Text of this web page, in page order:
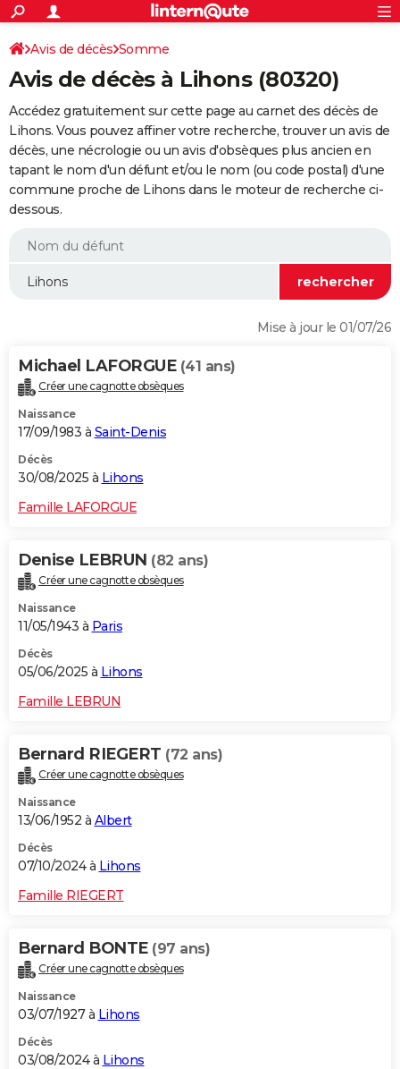
ACTUALITÉS
Politique
Société
Faits Divers
Education
Monde
Villes
+
SPORT
Coupe du monde 2026
Football
Tennis
Cyclisme
Rugby
Forum
Programme TV
TNTStreaming
Cinéma
Sorties cinéma
Musique
+FINANCE
Retraite
Epargne
Immobilier
Risques naturels par ville
Assurance
AUTO
Essais
Réserver un essai
Citadines
Berlines
SUV
Forum auto
+
HIGH-TECH
BRICOLAGE
WEEK-END
Alimentation
Guide de la santé
Maladies
Médicaments
Sommeil
VOYAGE
Destinations
City break
Voyage nature
Voyage de noces
Forum
Climat
+PHOTO
GUIDES D'ACHAT
Carte de Noël
Carte Bonne année
Carte Saint-Valentin
Carte Pâques
Carte d'anniversaire
DICTIONNAIRE
Dictionnaire
Biographies
Citations
Expressions
Proverbes
PROGRAMME TV
S'inscrire
Se connecter
Lycées
Collèges
Primaires
Universités
Entreprises
Service militaire
Avis de recherche
AVIS DE DÉCÈS
FORUM
Avis de décès Somme
Avis de décès à Lihons (80320)
Accédez gratuitement sur cette page au carnet des décès de
Lihons. Vous pouvez affiner votre recherche, trouver un avis de
décès, une nécrologie ou un avis d'obsèques plus ancien en
tapant le nom d'un défunt et/ou le nom (ou code postal) d'une
commune proche de Lihons dans le moteur de recherche ci-
dessous.
Mise à jour le 01/07/26
Michael LAFORGUE (41 ans)
Créer une cagnotte obsèques
Naissance
17/09/1983 à Saint-Denis
Décès
30/08/2025 à Lihons
Famille LAFORGUE
Denise LEBRUN (82 ans)
Créer une cagnotte obsèques
Naissance
11/05/1943 à Paris
Décès
05/06/2025 à Lihons
Famille LEBRUN
Bernard RIEGERT (72 ans)
Créer une cagnotte obsèques
Naissance
13/06/1952 à Albert
Décès
07/10/2024 à Lihons
Famille RIEGERT
Bernard BONTE (97 ans)
Créer une cagnotte obsèques
Naissance
03/07/1927 à Lihons
Décès
03/08/2024 à Lihons